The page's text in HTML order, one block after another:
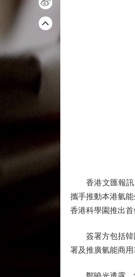
香港文匯報訊（
攜手推動本港氫
香港科學園推出首
簽署方包括韓國
署及推廣氫能商